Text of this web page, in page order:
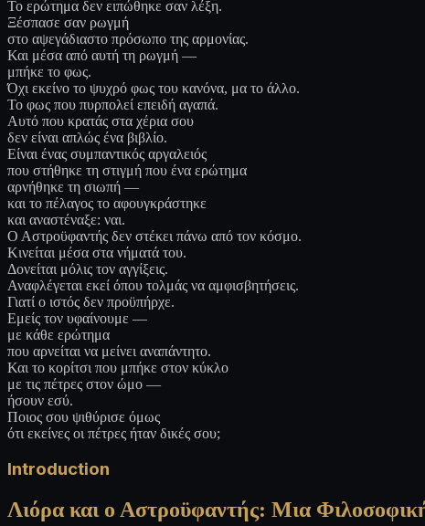
Το ερώτημα δεν ειπώθηκε σαν λέξη.
Ξέσπασε σαν ρωγμή
στο αψεγάδιαστο πρόσωπο της αρμονίας.
Και μέσα από αυτή τη ρωγμή —
μπήκε το φως.
Όχι εκείνο το ψυχρό φως του κανόνα, μα το άλλο.
Το φως που πυρπολεί επειδή αγαπά.
Αυτό που κρατάς στα χέρια σου
δεν είναι απλώς ένα βιβλίο.
Είναι ένας συμπαντικός αργαλειός
που στήθηκε τη στιγμή που ένα ερώτημα
αρνήθηκε τη σιωπή —
και το πέλαγος το αφουγκράστηκε
και αναστέναξε: ναι.
Ο Αστροϋφαντής δεν στέκει πάνω από τον κόσμο.
Κινείται μέσα στα νήματά του.
Δονείται μόλις τον αγγίξεις.
Αναφλέγεται εκεί όπου τολμάς να αμφισβητήσεις.
Γιατί ο ιστός δεν προϋπήρχε.
Εμείς τον υφαίνουμε —
με κάθε ερώτημα
που αρνείται να μείνει αναπάντητο.
Και το κορίτσι που μπήκε στον κύκλο
με τις πέτρες στον ώμο —
ήσουν εσύ.
Ποιος σου ψιθύρισε όμως
ότι εκείνες οι πέτρες ήταν δικές σου;
Introduction
Λιόρα και ο Αστροϋφαντής: Μια